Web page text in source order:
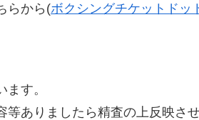
らから(ボクシングチケットドッ
す。
ありましたら精査の上反映さ